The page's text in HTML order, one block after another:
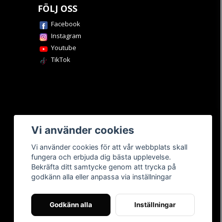
FÖLJ OSS
Facebook
Instagram
Youtube
TikTok
Vi använder cookies
Vi använder cookies för att vår webbplats skall
fungera och erbjuda dig bästa upplevelse.
Bekräfta ditt samtycke genom att trycka på
godkänn alla eller anpassa via inställningar
Godkänn alla Inställningar